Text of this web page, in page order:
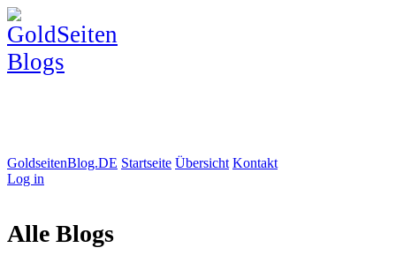
GoldseitenBlog.DE Startseite Übersicht Kontakt
Log in
Alle Blogs